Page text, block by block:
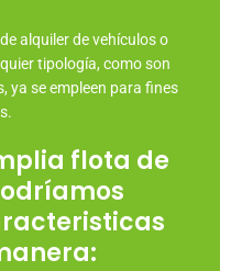
alquiler de vehículos o
tipología, como son
ya se empleen para fines
flota de